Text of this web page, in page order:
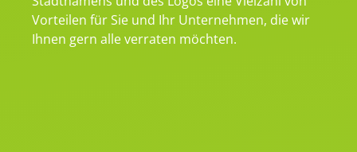
Vorteilen für Sie und Ihr Unternehmen, die wir
Ihnen gern alle verraten möchten.